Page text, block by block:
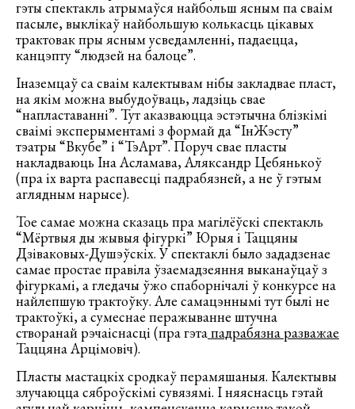
гэты спектакль атрымаўся найбольш ясным па сваім
пасыле, выклікаў найбольшую колькасць цікавых
трактовак пры ясным усведамленні, падаецца,
канцэпту “людзей на балоце”.
Іназемцаў са сваім калектывам нібы закладвае пласт,
на якім можна выбудоўваць, ладзіць свае
“напластаванні”. Тут аказваюцца эстэтычна блізкімі
сваімі эксперыментамі з формай да “ІнЖэсту”
тэатры “Вкубе” і “ТэАрт”. Поруч свае пласты
накладваюць Іна Асламава, Аляксандр Цебянькоў
(пра іх варта распавесці падрабязней, а не ў гэтым
аглядным нарысе).
Тое самае можна сказаць пра магілёўскі спектакль
“Мёртвыя ды жывыя фігуркі” Юрыя і Таццяны
Дзіваковых-Душэўскіх. У спектаклі было зададзенае
самае простае правіла ўзаемадзеяння выканаўцаў з
фігуркамі, а гледачы ўжо спаборнічалі ў конкурсе на
найлепшую трактоўку. Але самацэннымі тут былі не
трактоўкі, а сумеснае перажыванне штучна
створанай рэчаіснасці (пра гэтападрабязна разважае
Таццяна Арцімовіч).
Пласты мастацкіх сродкаў перамяшаныя. Калектывы
злучаюцца сяброўскімі сувязямі. І няяснасць гэтай